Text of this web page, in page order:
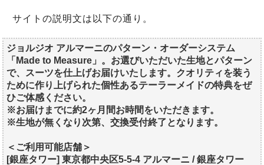
サイトの説明文は以下の通り。
ジョルジオ アルマーニのパターン・オーダーシステム
「Made to Measure」。お選びいただいた生地とパターン
で、スーツを仕上げお届けいたします。クオリティを装う
ために作り上げられた個性あるテーラーメイドの特典をぜ
ひご体感ください。
※お届けまでに約2ヶ月間お時間をいただきます。
※生地が無くなり次第、交換受付終了となります。
＜ご利用可能店舗＞
[銀座タワー] 東京都中央区5-5-4 アルマーニ / 銀座タワー